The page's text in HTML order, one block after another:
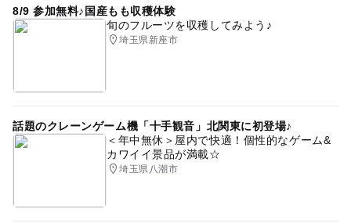
8/9 参加無料♪国産もも収穫体験
旬のフルーツを収穫してみよう♪
埼玉県新座市
話題のクレーンゲーム機「十手観音」北関東に初登場♪
＜年中無休＞屋内で快適！個性的なゲーム&
カワイイ景品が満載☆
埼玉県八潮市